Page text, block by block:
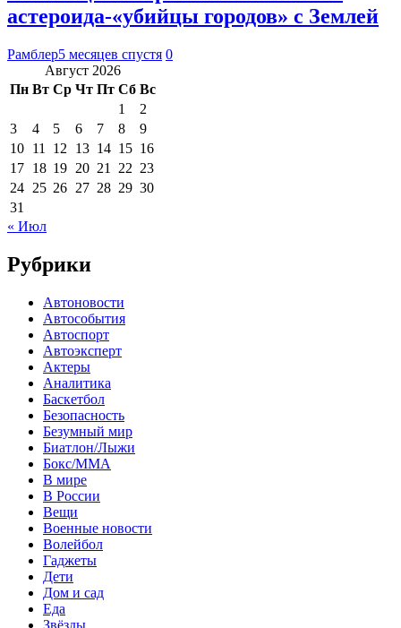
астероида-«убийцы городов» с Землей
Рамблер5 месяцев спустя 0
Август 2026
Пн Вт Ср Чт Пт Сб Вс
1
2
3
4 5 6 7 8
9
10 11 12 13 14 15 16
17 18 19 20 21 22 23
24 25 26 27 28 29 30
31
« Июл
Рубрики
Автоновости
Автособытия
Автоспорт
Автоэксперт
Актеры
Аналитика
Баскетбол
Безопасность
Безумный мир
Биатлон/Лыжи
Бокс/MMA
В мире
В России
Вещи
Военные новости
Волейбол
Гаджеты
Дети
Дом и сад
Еда
Звёзды